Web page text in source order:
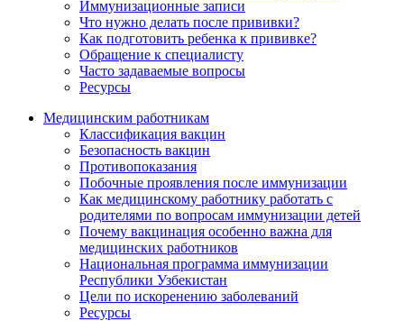
Иммунизационные записи
Что нужно делать после прививки?
Как подготовить ребенка к прививке?
Обращение к специалисту
Часто задаваемые вопросы
Ресурсы
Медицинским работникам
Классификация вакцин
Безопасность вакцин
Противопоказания
Побочные проявления после иммунизации
Как медицинскому работнику работать с
родителями по вопросам иммунизации детей
Почему вакцинация особенно важна для
медицинских работников
Национальная программа иммунизации
Республики Узбекистан
Цели по искоренению заболеваний
Ресурсы